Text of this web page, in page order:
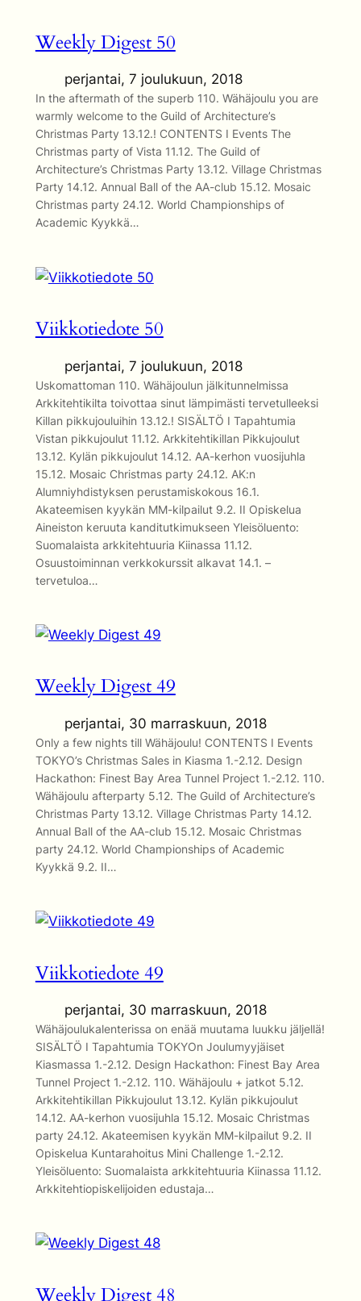
Weekly Digest 50
perjantai, 7 joulukuun, 2018
In the aftermath of the superb 110. Wähäjoulu you are
warmly welcome to the Guild of Architecture’s
Christmas Party 13.12.! CONTENTS I Events The
Christmas party of Vista 11.12. The Guild of
Architecture’s Christmas Party 13.12. Village Christmas
Party 14.12. Annual Ball of the AA-club 15.12. Mosaic
Christmas party 24.12. World Championships of
Academic Kyykkä…
Viikkotiedote 50
perjantai, 7 joulukuun, 2018
Uskomattoman 110. Wähäjoulun jälkitunnelmissa
Arkkitehtikilta toivottaa sinut lämpimästi tervetulleeksi
Killan pikkujouluihin 13.12.! SISÄLTÖ I Tapahtumia
Vistan pikkujoulut 11.12. Arkkitehtikillan Pikkujoulut
13.12. Kylän pikkujoulut 14.12. AA-kerhon vuosijuhla
15.12. Mosaic Christmas party 24.12. AK:n
Alumniyhdistyksen perustamiskokous 16.1.
Akateemisen kyykän MM-kilpailut 9.2. II Opiskelua
Aineiston keruuta kanditutkimukseen Yleisöluento:
Suomalaista arkkitehtuuria Kiinassa 11.12.
Osuustoiminnan verkkokurssit alkavat 14.1. –
tervetuloa…
Weekly Digest 49
perjantai, 30 marraskuun, 2018
Only a few nights till Wähäjoulu! CONTENTS I Events
TOKYO’s Christmas Sales in Kiasma 1.-2.12. Design
Hackathon: Finest Bay Area Tunnel Project 1.-2.12. 110.
Wähäjoulu afterparty 5.12. The Guild of Architecture’s
Christmas Party 13.12. Village Christmas Party 14.12.
Annual Ball of the AA-club 15.12. Mosaic Christmas
party 24.12. World Championships of Academic
Kyykkä 9.2. II…
Viikkotiedote 49
perjantai, 30 marraskuun, 2018
Wähäjoulukalenterissa on enää muutama luukku jäljellä!
SISÄLTÖ I Tapahtumia TOKYOn Joulumyyjäiset
Kiasmassa 1.-2.12. Design Hackathon: Finest Bay Area
Tunnel Project 1.-2.12. 110. Wähäjoulu + jatkot 5.12.
Arkkitehtikillan Pikkujoulut 13.12. Kylän pikkujoulut
14.12. AA-kerhon vuosijuhla 15.12. Mosaic Christmas
party 24.12. Akateemisen kyykän MM-kilpailut 9.2. II
Opiskelua Kuntarahoitus Mini Challenge 1.-2.12.
Yleisöluento: Suomalaista arkkitehtuuria Kiinassa 11.12.
Arkkitehtiopiskelijoiden edustaja…
Weekly Digest 48